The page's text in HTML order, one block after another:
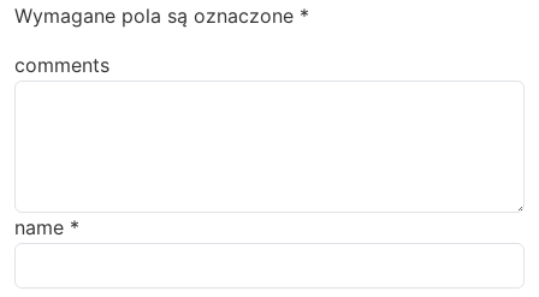
Wymagane pola są oznaczone *
comments
name *